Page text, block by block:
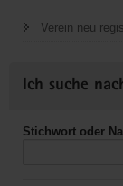
Verein neu
Ich suche
Stichwort oder